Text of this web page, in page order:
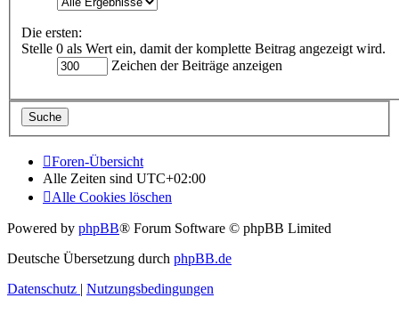
Die ersten:
Stelle 0 als Wert ein, damit der komplette Beitrag angezeigt wird.
Zeichen der Beiträge anzeigen
Foren-Übersicht
Alle Zeiten sind UTC+02:00
Alle Cookies löschen
Powered by phpBB® Forum Software © phpBB Limited
Deutsche Übersetzung durch phpBB.de
Datenschutz | Nutzungsbedingungen